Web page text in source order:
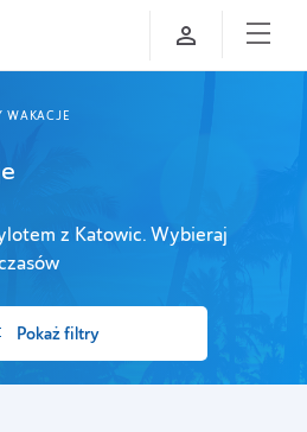
WAKACJE
z Katowic. Wybieraj
Pokaż filtry